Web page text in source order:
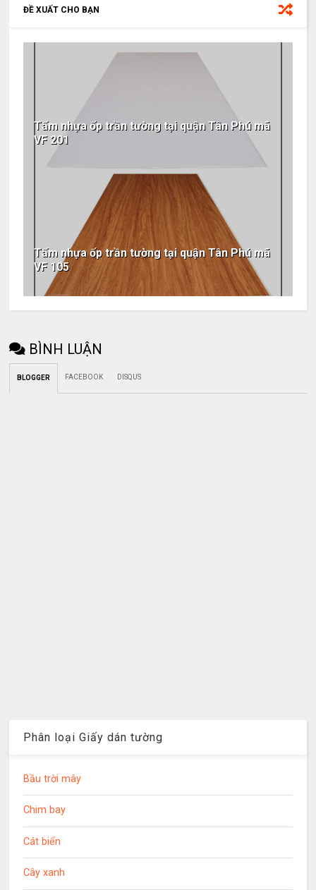
ĐỀ XUẤT CHO BẠN
Tấm nhựa ốp trần tường tại quận Tân Phú mã
VF 201
Tấm nhựa ốp trần tường tại quận Tân Phú mã
VF 105
BÌNH LUẬN
BLOGGER FACEBOOK DISQUS
Phân loại Giấy dán tường
Bầu trời mây
Chim bay
Cát biển
Cây xanh